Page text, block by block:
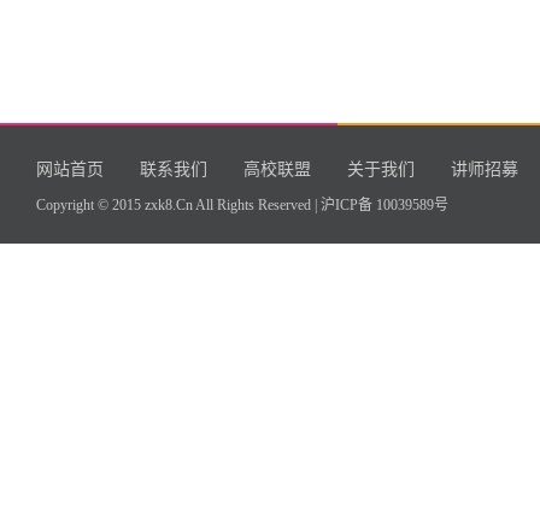
网站首页 联系我们 高校联盟 关于我们 讲师招募
Copyright © 2015 zxk8.Cn All Rights Reserved | 沪ICP备 10039589号